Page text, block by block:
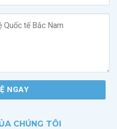
CHÚNG TÔI